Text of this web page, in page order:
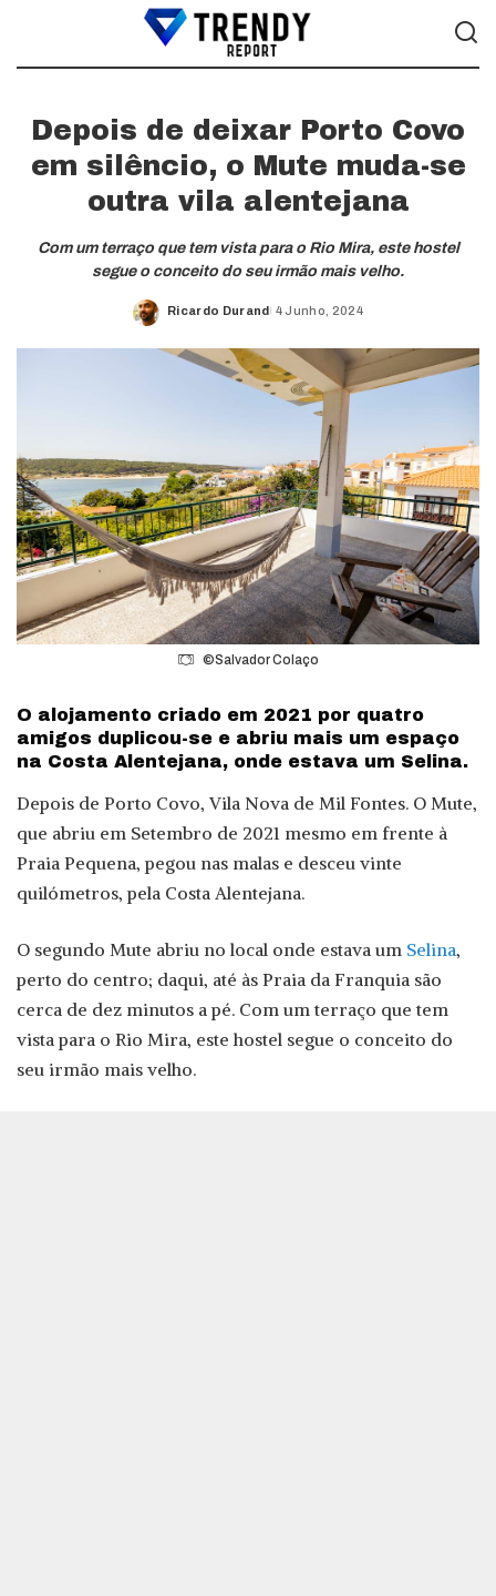
Depois de deixar Porto Covo
em silêncio, o Mute muda-se
outra vila alentejana
Com um terraço que tem vista para o Rio Mira, este hostel
segue o conceito do seu irmão mais velho.
Posted
Ricardo Durand 4 Junho, 2024
©Salvador Colaço
O alojamento criado em 2021 por quatro
amigos duplicou-se e abriu mais um espaço
na Costa Alentejana, onde estava um Selina.
Depois de Porto Covo, Vila Nova de Mil Fontes. O Mute,
que abriu em Setembro de 2021 mesmo em frente à
Praia Pequena, pegou nas malas e desceu vinte
quilómetros, pela Costa Alentejana.
O segundo Mute abriu no local onde estava um Selina,
perto do centro; daqui, até às Praia da Franquia são
cerca de dez minutos a pé. Com um terraço que tem
vista para o Rio Mira, este hostel segue o conceito do
seu irmão mais velho.